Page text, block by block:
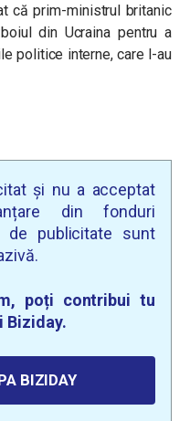
că prim-ministrul britanic
din Ucraina pentru a
politice interne, care l-au
și nu a acceptat
din fonduri
de publicitate sunt
poți contribui tu
Biziday.
BIZIDAY